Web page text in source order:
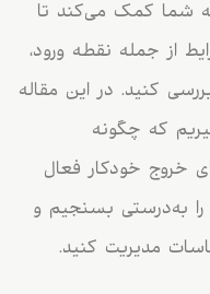
به شما کمک می‌کند تا
از جمله نقطه ورود،
کنید. در این مقاله
که چگونه
خروج خودکار فعال
به‌درستی بسنجیم و
مدیریت کنید.